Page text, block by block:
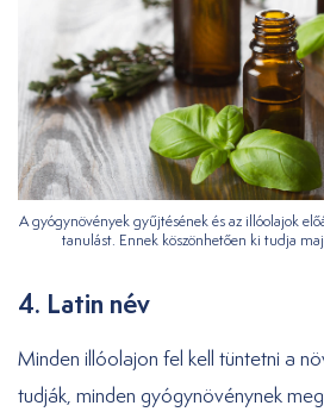
A gyógynövények gyűjtésének és az illóolajok
tanulást. Ennek köszönhetően ki tudja
4. Latin név
Minden illóolajon fel kell tüntetni a
tudják, minden gyógynövénynek